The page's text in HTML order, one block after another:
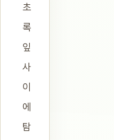
초
록
잎
사
이
에
탐